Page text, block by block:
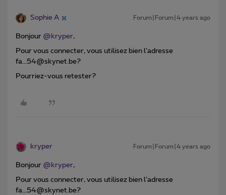
Sophie A Forum|Forum|4 years ago
Bonjour @kryper,
Pour vous connecter, vous utilisez bien l’adresse
fa...54@skynet.be?
Pourriez-vous retester?
kryper Forum|Forum|4 years ago
Bonjour @kryper,
Pour vous connecter, vous utilisez bien l’adresse
fa...54@skynet.be?